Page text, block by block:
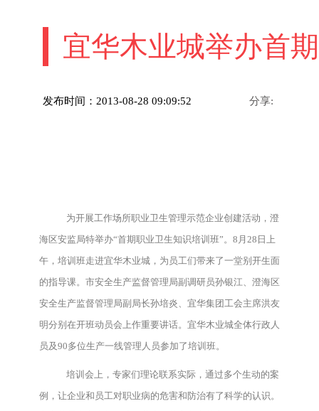
宜华木业城举办首
发布时间：2013-08-28 09:09:52 分享:
为开展工作场所职业卫生管理示范企业创建活动，澄
海区安监局特举办“首期职业卫生知识培训班”。8月28日上
午，培训班走进宜华木业城，为员工们带来了一堂别开生面
的指导课。市安全生产监督管理局副调研员孙银江、澄海区
安全生产监督管理局副局长孙培炎、宜华集团工会主席洪友
明分别在开班动员会上作重要讲话。宜华木业城全体行政人
员及90多位生产一线管理人员参加了培训班。
培训会上，专家们理论联系实际，通过多个生动的案
例，让企业和员工对职业病的危害和防治有了科学的认识。